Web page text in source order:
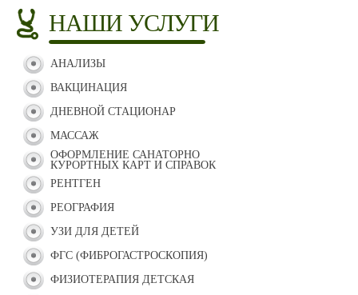
НАШИ УСЛУГИ
АНАЛИЗЫ
ВАКЦИНАЦИЯ
ДНЕВНОЙ СТАЦИОНАР
МАССАЖ
ОФОРМЛЕНИЕ САНАТОРНО
КУРОРТНЫХ КАРТ И СПРАВОК
РЕНТГЕН
РЕОГРАФИЯ
УЗИ ДЛЯ ДЕТЕЙ
ФГС (ФИБРОГАСТРОСКОПИЯ)
ФИЗИОТЕРАПИЯ ДЕТСКАЯ